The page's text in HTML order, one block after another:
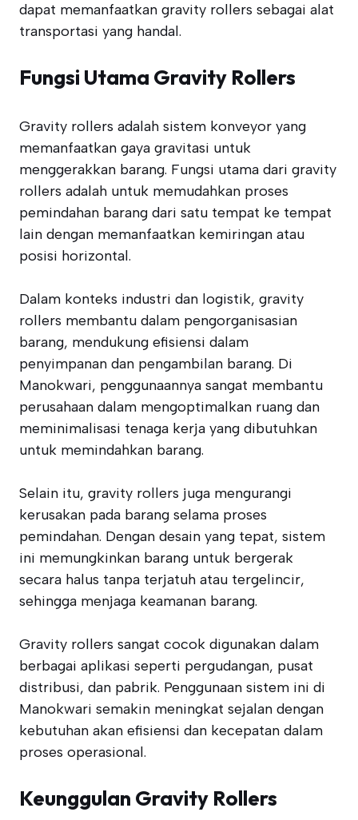
dapat memanfaatkan gravity rollers sebagai alat
transportasi yang handal.
Fungsi Utama Gravity Rollers
Gravity rollers adalah sistem konveyor yang
memanfaatkan gaya gravitasi untuk
menggerakkan barang. Fungsi utama dari gravity
rollers adalah untuk memudahkan proses
pemindahan barang dari satu tempat ke tempat
lain dengan memanfaatkan kemiringan atau
posisi horizontal.
Dalam konteks industri dan logistik, gravity
rollers membantu dalam pengorganisasian
barang, mendukung efisiensi dalam
penyimpanan dan pengambilan barang. Di
Manokwari, penggunaannya sangat membantu
perusahaan dalam mengoptimalkan ruang dan
meminimalisasi tenaga kerja yang dibutuhkan
untuk memindahkan barang.
Selain itu, gravity rollers juga mengurangi
kerusakan pada barang selama proses
pemindahan. Dengan desain yang tepat, sistem
ini memungkinkan barang untuk bergerak
secara halus tanpa terjatuh atau tergelincir,
sehingga menjaga keamanan barang.
Gravity rollers sangat cocok digunakan dalam
berbagai aplikasi seperti pergudangan, pusat
distribusi, dan pabrik. Penggunaan sistem ini di
Manokwari semakin meningkat sejalan dengan
kebutuhan akan efisiensi dan kecepatan dalam
proses operasional.
Keunggulan Gravity Rollers